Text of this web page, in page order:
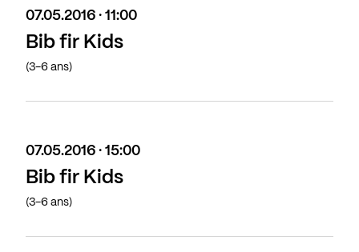
07.05.2016 · 11:00
Bib fir Kids
(3-6 ans)
07.05.2016 · 15:00
Bib fir Kids
(3-6 ans)